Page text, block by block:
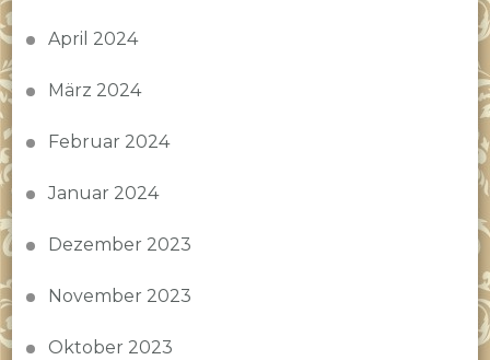
April 2024
März 2024
Februar 2024
Januar 2024
Dezember 2023
November 2023
Oktober 2023